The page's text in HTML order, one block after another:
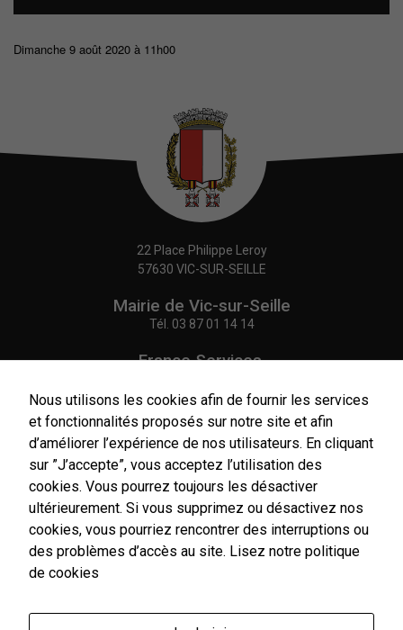
Dimanche 9 août 2020 à 11h00
22 Place Philippe Leroy
57630 VIC-SUR-SEILLE
Mairie de Vic-sur-Seille
Tél. 03 87 01 14 14
France Services,
Tél.03 87 86 41 48
NOUS CONTACTER
Horaires
d'ouverture
Nous utilisons les cookies afin de fournir les services
et fonctionnalités proposés sur notre site et afin
d’améliorer l’expérience de nos utilisateurs. En cliquant
sur ”J’accepte”, vous acceptez l’utilisation des
cookies. Vous pourrez toujours les désactiver
ultérieurement. Si vous supprimez ou désactivez nos
cookies, vous pourriez rencontrer des interruptions ou
des problèmes d’accès au site. Lisez notre politique
de cookies